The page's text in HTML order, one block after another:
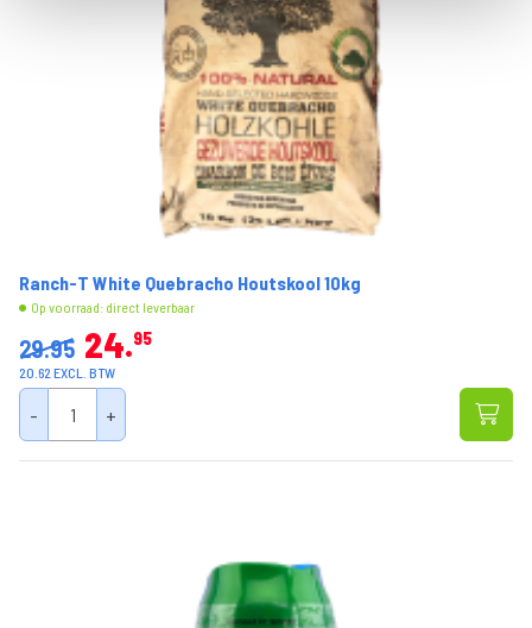
Ranch-T White Quebracho Houtskool 10kg
Op voorraad: direct leverbaar
29.95 24 95
20.62 EXCL. BTW
- +